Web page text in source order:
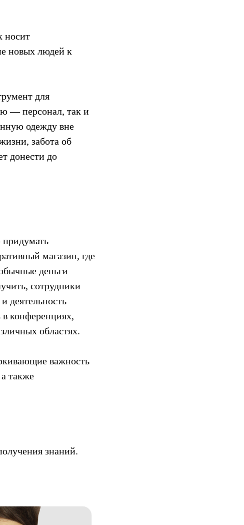
носит
новых людей к
для
— персонал, так и
одежду вне
забота об
донести до
магазин, где
деньги
сотрудники
деятельность
конференциях,
областях.
важность
также
знаний.